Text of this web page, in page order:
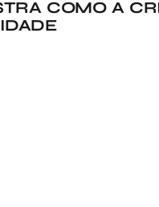
COMO A